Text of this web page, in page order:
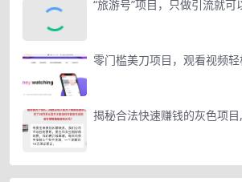
“旅游号”项目，只做引流就
零门槛美刀项目，观看视频
揭秘合法快速赚钱的灰色项